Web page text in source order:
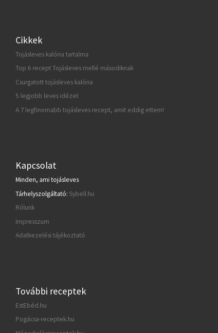
Cikkek
Tojásleves kalória tartalma
Top 6 recept Tojásleves mellé másodiknak
Csurgatott tojásleves kalória
5 legjobb leves idézet
A 7 legfinomabb tojásleves recept, amit eddig ettem!
Kapcsolat
Minden, ami tojásleves
Tárhelyszolgáltató: Sybell.hu
Rólunk
Impresszum
Adatkezelési tájékoztató
További receptek
EstEbéd.hu
Pogácsa-receptek.hu